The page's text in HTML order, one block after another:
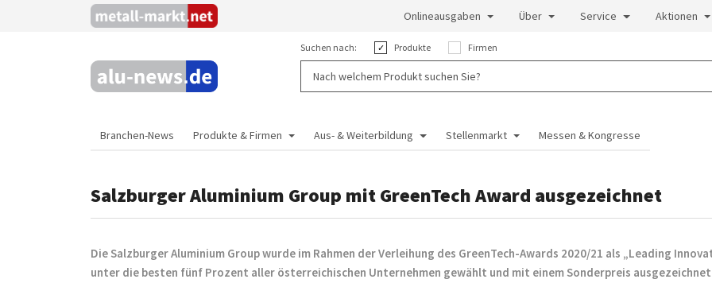
Onlineausgaben Über Service Aktionen
Suchen nach: Produkte Firmen
Branchen-News Produkte & Firmen Aus- & Weiterbildung Stellenmarkt Messen & Kongresse
Salzburger Aluminium Group mit GreenTech Award ausgezeichnet
Die Salzburger Aluminium Group wurde im Rahmen der Verleihung des GreenTech-Awards 2020/21 als „Leading
unter die besten fünf Prozent aller österreichischen Unternehmen gewählt und mit einem Sonderpreis